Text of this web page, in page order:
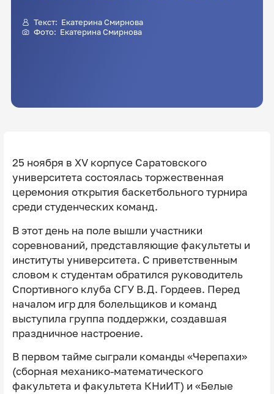
Текст: Екатерина Смирнова
Фото: Екатерина Смирнова
25 ноября в XV корпусе Саратовского
университета состоялась торжественная
церемония открытия баскетбольного турнира
среди студенческих команд.
В этот день на поле вышли участники
соревнований, представляющие факультеты и
институты университета. С приветственным
словом к студентам обратился руководитель
Спортивного клуба СГУ В.Д. Гордеев. Перед
началом игр для болельщиков и команд
выступила группа поддержки, создавшая
праздничное настроение.
В первом тайме сыграли команды «Черепахи»
(сборная механико-математического
факультета и факультета КНиИТ) и «Белые